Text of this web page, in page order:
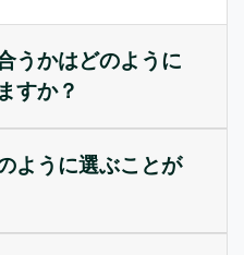
うかはどのように
すか？
ように選ぶことが